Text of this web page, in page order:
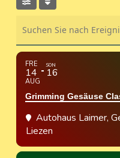
FRE
14
AUG
SON
16
Grimming Gesäuse
Autohaus Laimer,
Liezen